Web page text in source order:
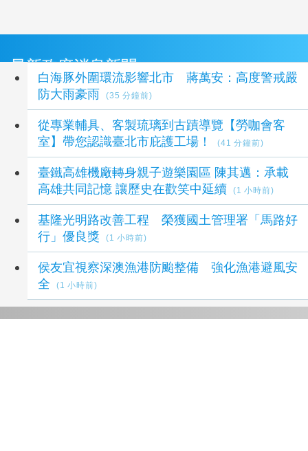
最新政府消息新聞
白海豚外圍環流影響北市 蔣萬安：高度警戒嚴
防大雨豪雨
(35 分鐘前)
從專業輔具、客製琉璃到古蹟導覽【勞咖會客
室】帶您認識臺北市庇護工場！
(41 分鐘前)
臺鐵高雄機廠轉身親子遊樂園區 陳其邁：承載
高雄共同記憶 讓歷史在歡笑中延續
(1 小時前)
基隆光明路改善工程 榮獲國土管理署「馬路好
行」優良獎
(1 小時前)
侯友宜視察深澳漁港防颱整備 強化漁港避風安
全
(1 小時前)